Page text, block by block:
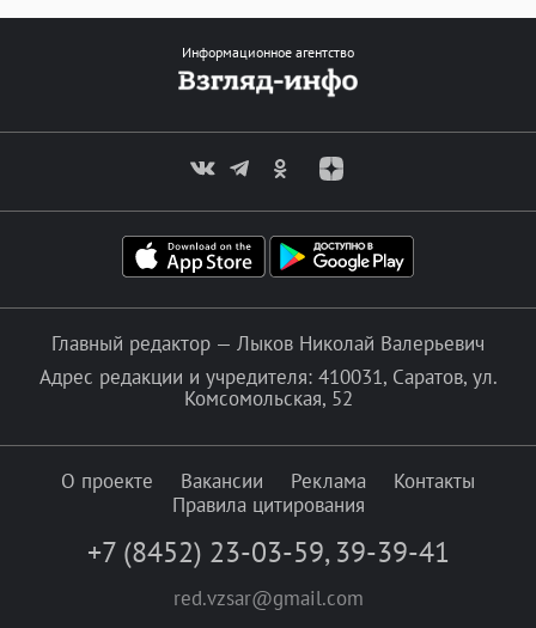
Информационное агентство
Главный редактор — Лыков Николай Валерьевич
Адрес редакции и учредителя: 410031, Саратов, ул.
Комсомольская, 52
О проекте Вакансии Реклама
Контакты
Правила цитирования
+7 (8452) 23-03-59, 39-39-41
red.vzsar@gmail.com